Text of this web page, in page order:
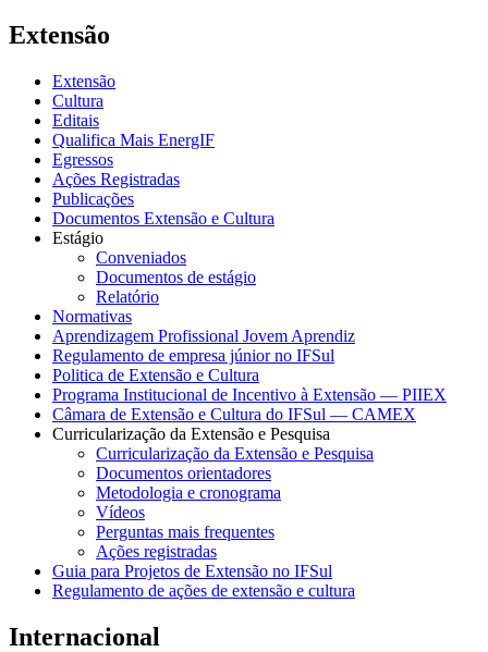
Extensão
Extensão
Cultura
Editais
Qualifica Mais EnergIF
Egressos
Ações Registradas
Publicações
Documentos Extensão e Cultura
Estágio
Conveniados
Documentos de estágio
Relatório
Normativas
Aprendizagem Profissional Jovem Aprendiz
Regulamento de empresa júnior no IFSul
Politica de Extensão e Cultura
Programa Institucional de Incentivo à Extensão — PIIEX
Câmara de Extensão e Cultura do IFSul — CAMEX
Curricularização da Extensão e Pesquisa
Curricularização da Extensão e Pesquisa
Documentos orientadores
Metodologia e cronograma
Vídeos
Perguntas mais frequentes
Ações registradas
Guia para Projetos de Extensão no IFSul
Regulamento de ações de extensão e cultura
Internacional